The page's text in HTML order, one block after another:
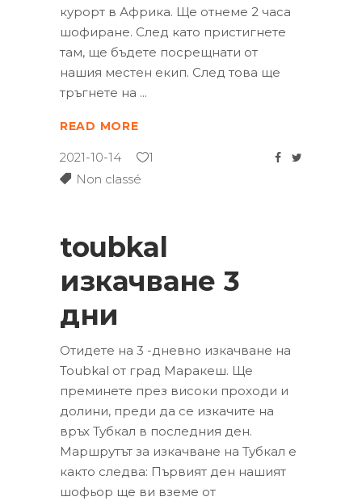
курорт в Африка. Ще отнеме 2 часа
шофиране. След като пристигнете
там, ще бъдете посрещнати от
нашия местен екип. След това ще
тръгнете на
READ MORE
2021-10-14
1
Non classé
toubkal
изкачване 3
дни
Отидете на 3 -дневно изкачване на
Toubkal от град Маракеш. Ще
преминете през високи проходи и
долини, преди да се изкачите на
връх Тубкал в последния ден.
Маршрутът за изкачване на Тубкал е
както следва: Първият ден нашият
шофьор ще ви вземе от